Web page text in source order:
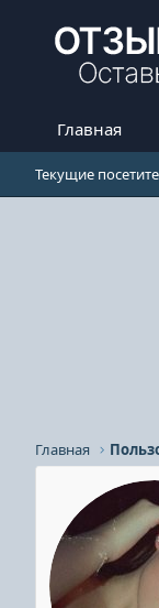
Главная
Текущие
Главная